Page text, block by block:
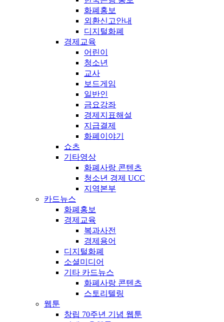
화폐홍보
외환신고안내
디지털화폐
경제교육
어린이
청소년
교사
보드게임
일반인
금요강좌
경제지표해설
지급결제
화폐이야기
쇼츠
기타영상
화폐사랑 콘텐츠
청소년 경제 UCC
지역본부
카드뉴스
화폐홍보
경제교육
복과사전
경제용어
디지털화폐
소셜미디어
기타 카드뉴스
화폐사랑 콘텐츠
스토리텔링
웹툰
창립 70주년 기념 웹툰